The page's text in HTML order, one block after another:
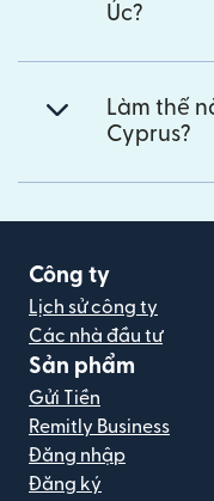
Úc?
Làm thế
Cyprus?
Công ty
Lịch sử công ty
Các nhà đầu tư
Sản phẩm
Gửi Tiền
Remitly Business
Đăng nhập
Đăng ký